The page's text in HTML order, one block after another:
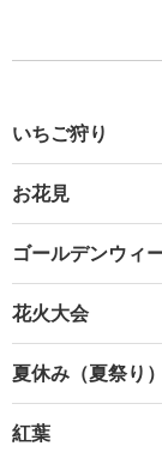
いちご狩り
お花見
ゴールデンウィ
花火大会
夏休み（夏祭り）
紅葉